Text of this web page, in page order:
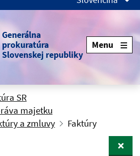
Generálna
prokuratúra
Slovenskej republiky
Menu
SR
majetku
a zmluvy
Faktúry